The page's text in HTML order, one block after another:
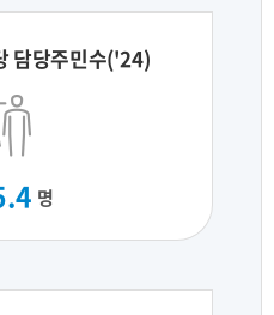
담당주민수('24)
명